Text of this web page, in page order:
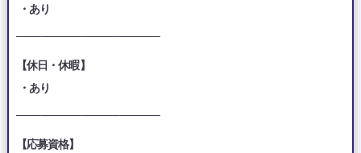
・あり
【休日・休暇】
・あり
【応募資格】